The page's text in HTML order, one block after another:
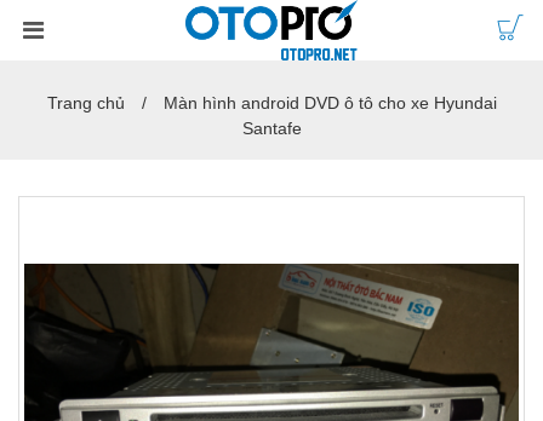
Trang chủ
Màn hình android DVD ô tô cho xe Hyundai
Santafe